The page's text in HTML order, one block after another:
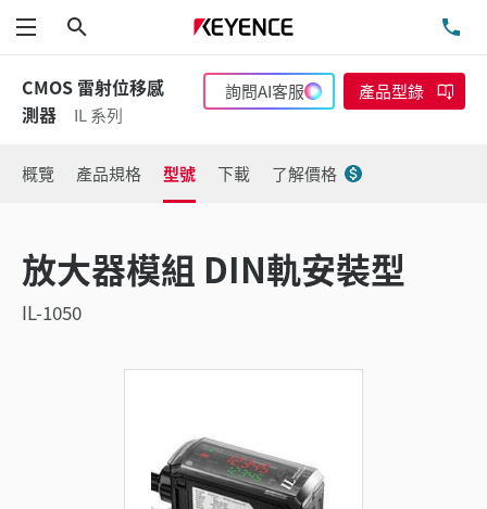
功能表
CMOS 雷射位移感
測器
IL 系列
詢問AI客服 產品型錄
概覽 產品規格 型號 下載 了解價格
放大器模組 DIN軌安裝型
IL-1050